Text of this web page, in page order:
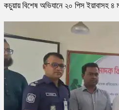
কচুয়ায় বিশেষ অভিযানে ২০ পিস ইয়াবাসহ ৪